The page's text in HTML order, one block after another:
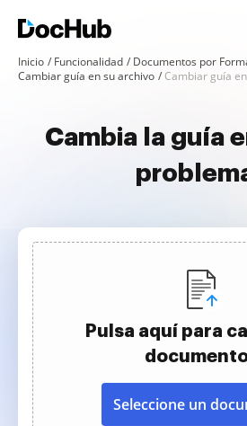
Inicio Funcionalidad
Documentos por
Cambiar guía en su archivo
Cambiar guía
Cambia la guía
Pulsa aquí para
Seleccione un